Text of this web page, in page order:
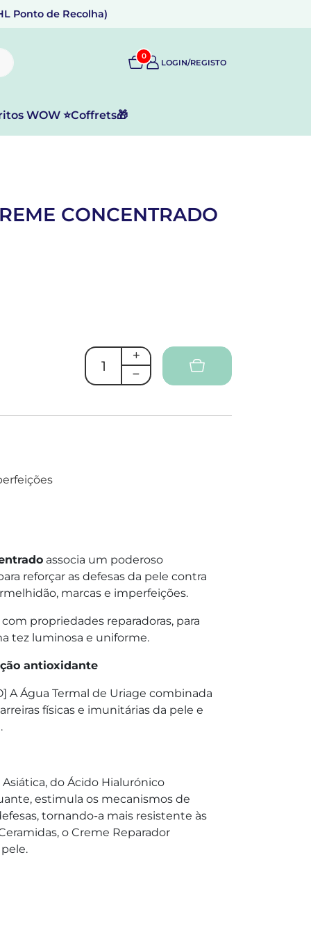
Ponto de Recolha)
0
LOGIN/REGISTO
WOW ⭐Coffrets🎁
CONCENTRADO
associa um poderoso
reforçar as defesas da pele contra
marcas e imperfeições.
propriedades reparadoras, para
tez luminosa e uniforme.
antioxidante
A Água Termal de Uriage combinada
físicas e imunitárias da pele e
do Ácido Hialurónico
estimula os mecanismos de
tornando-a mais resistente às
o Creme Reparador